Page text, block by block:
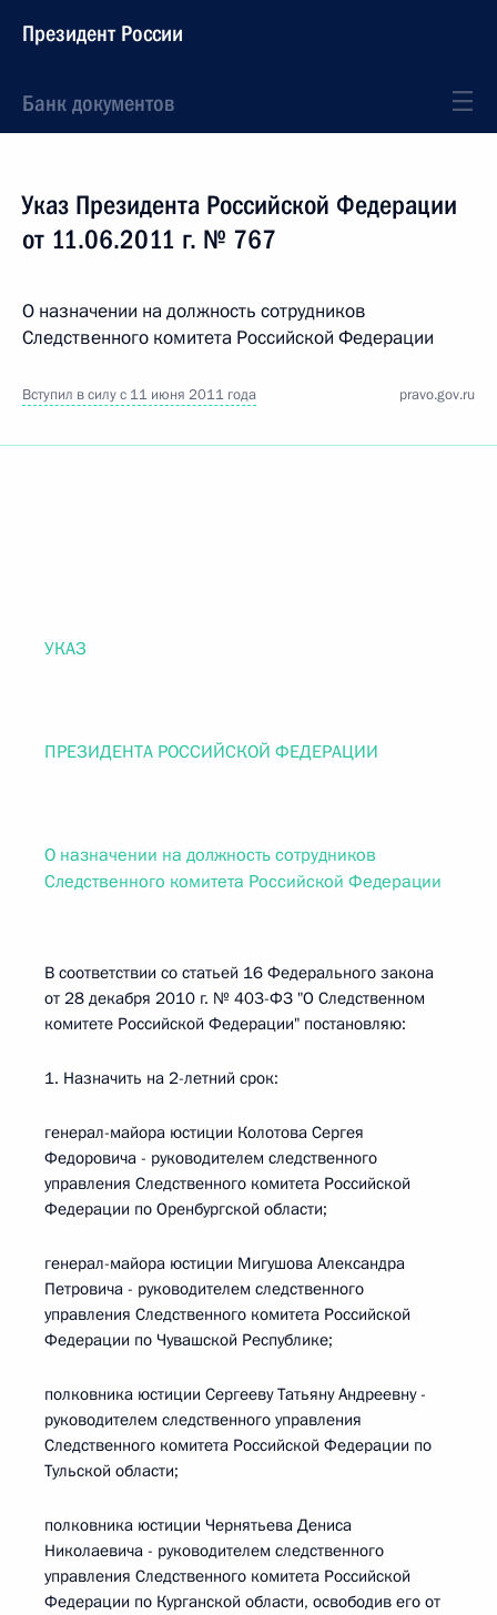
Президент России
Банк документов
Указ Президента Российской Федерации
от 11.06.2011 г. № 767
О назначении на должность сотрудников
Следственного комитета Российской Федерации
Вступил в силу с 11 июня 2011 года pravo.gov.ru
УКАЗ
ПРЕЗИДЕНТА РОССИЙСКОЙ ФЕДЕРАЦИИ
О назначении на должность сотрудников
Следственного комитета Российской Федерации
В соответствии со статьей 16 Федерального закона
от 28 декабря 2010 г. № 403-ФЗ "О Следственном
комитете Российской Федерации" постановляю:
1. Назначить на 2-летний срок:
генерал-майора юстиции Колотова Сергея
Федоровича - руководителем следственного
управления Следственного комитета Российской
Федерации по Оренбургской области;
генерал-майора юстиции Мигушова Александра
Петровича - руководителем следственного
управления Следственного комитета Российской
Федерации по Чувашской Республике;
полковника юстиции Сергееву Татьяну Андреевну -
руководителем следственного управления
Следственного комитета Российской Федерации по
Тульской области;
полковника юстиции Чернятьева Дениса
Николаевича - руководителем следственного
управления Следственного комитета Российской
Федерации по Курганской области, освободив его от